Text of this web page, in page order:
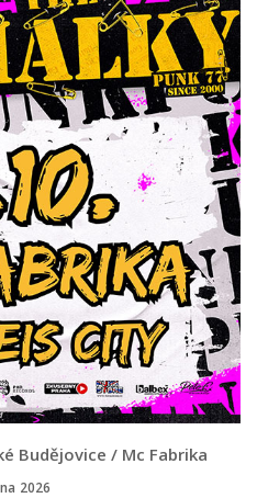
Budějovice / Mc Fabrika
2026